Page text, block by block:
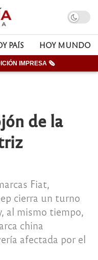
PAÍS HOY MUNDO
IMPRESA 🗞
de la
Fiat,
cierra un turno
al mismo tiempo,
china
afectada por el